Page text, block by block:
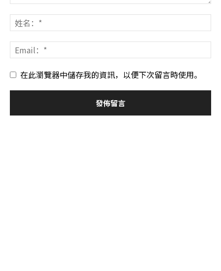
在此瀏覽器中儲存我的資訊，以便下次留言時使用。